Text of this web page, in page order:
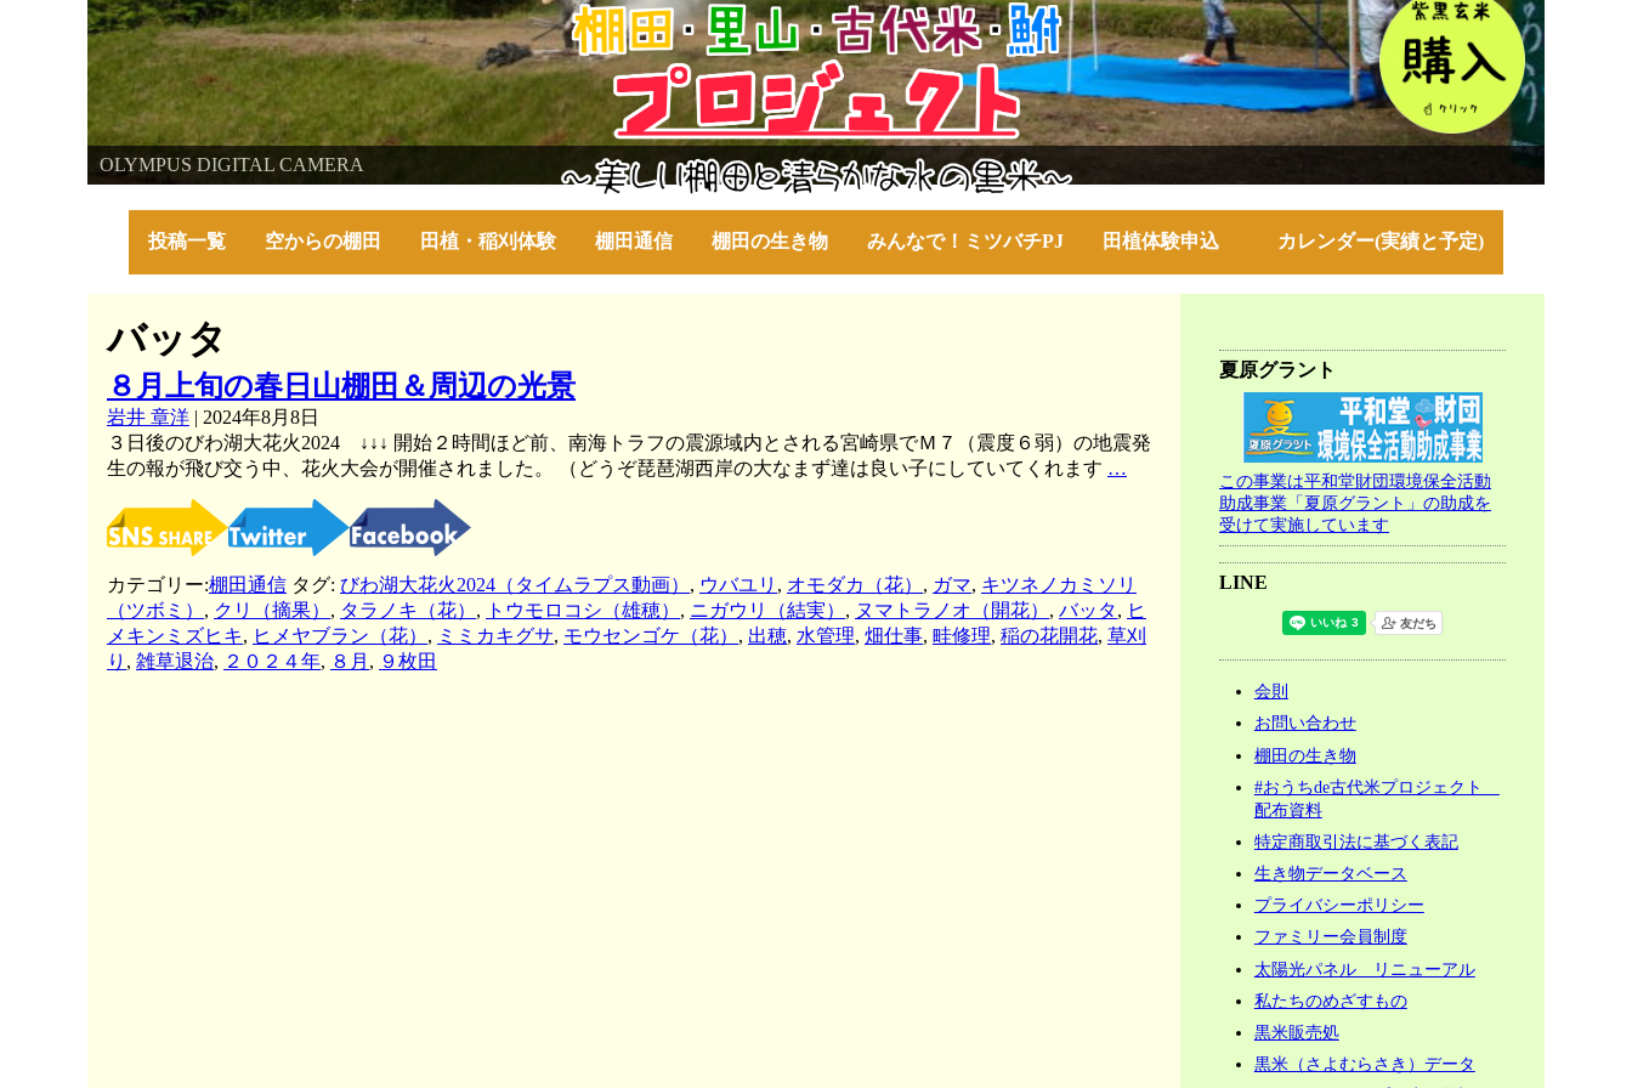
OLYMPUS DIGITAL CAMERA
棚田・里山・古代米・鮒プロジェクト
投稿一覧 空からの棚田 田植・稲刈体験 棚田通信 棚田の生き物 みんなで！ミツバチPJ 田植体験申込 カレンダー(実績と予定)
バッタ
８月上旬の春日山棚田＆周辺の光景
岩井 章洋 | 2024年8月8日
３日後のびわ湖大花火2024 ↓↓↓ 開始２時間ほど前、南海トラフの震源域内とされる宮崎県でＭ７（震度６弱）の地震発
生の報が飛び交う中、花火大会が開催されました。 （どうぞ琵琶湖西岸の大なまず達は良い子にしていてくれます …
春
日
山
カテゴリー:棚田通信 タグ: びわ湖大花火2024（タイムラプス動画） , ウバユリ , オモダカ（花） , ガマ, キツネノカミソリ
（ツボミ） , クリ（摘果） , タラノキ（花） , トウモロコシ（雄穂） , ニガウリ（結実） , ヌマトラノオ（開花） , バッタ, ヒ
メキンミズヒキ, ヒメヤブラン（花） , ミミカキグサ, モウセンゴケ（花） , 出穂, 水管理, 畑仕事, 畦修理, 稲の花開花, 草刈
り , 雑草退治, ２０２４年, ８月 , ９枚田
夏原グラント
この事業は平和堂財団環境保全活動
助成事業「夏原グラント」の助成を
受けて実施しています
LINE
会則
お問い合わせ
棚田の生き物
#おうちde古代米プロジェクト
配布資料
特定商取引法に基づく表記
生き物データベース
プライバシーポリシー
ファミリー会員制度
太陽光パネル リニューアル
私たちのめざすもの
黒米販売処
黒米（さよむらさき）データ